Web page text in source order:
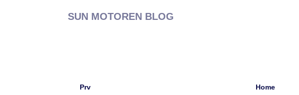
SUN MOTOREN BLOG
Prv Home